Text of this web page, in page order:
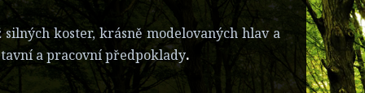
koster, krásně modelovaných hlav a
a pracovní předpoklady.